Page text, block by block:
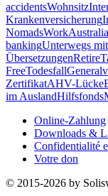
accidentsWohnsitz
Krankenversicherung
NomadsWorkAustralia
bankingUnterwegs mit
ÜbersetzungenRetire
FreeTodesfall
ZertifikatAHV-Lücke
im AuslandHilfsfonds
Online-Zahlung
Downloads &
Confidentialité
Votre don
© 2015-2026 by